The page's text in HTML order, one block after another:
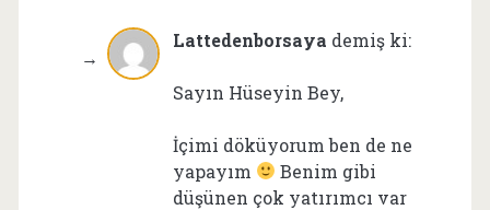
Lattedenborsaya demiş ki:
Sayın Hüseyin Bey,
İçimi döküyorum ben de ne
yapayım
Benim gibi
düşünen çok yatırımcı var